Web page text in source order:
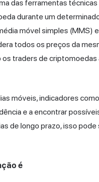
das ferramentas
durante um
móvel simples (MMS)
todos os preços da
os traders de
móveis, indicadores
e a encontrar
de longo prazo, isso
é